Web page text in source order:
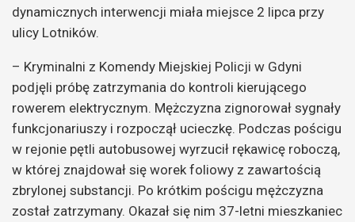
dynamicznych interwencji miała miejsce 2 lipca przy
ulicy Lotników.
– Kryminalni z Komendy Miejskiej Policji w Gdyni
podjęli próbę zatrzymania do kontroli kierującego
rowerem elektrycznym. Mężczyzna zignorował sygnały
funkcjonariuszy i rozpoczął ucieczkę. Podczas pościgu
w rejonie pętli autobusowej wyrzucił rękawicę roboczą,
w której znajdował się worek foliowy z zawartością
zbrylonej substancji. Po krótkim pościgu mężczyzna
został zatrzymany. Okazał się nim 37-letni mieszkaniec